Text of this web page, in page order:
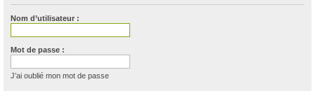
Nom d’utilisateur :
Mot de passe :
J’ai oublié mon mot de passe